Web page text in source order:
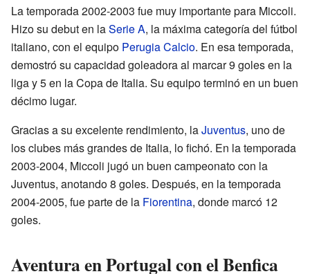
La temporada 2002-2003 fue muy importante para Miccoli.
Hizo su debut en laSerie A, la máxima categoría del fútbol
italiano, con el equipo Perugia Calcio. En esa temporada,
demostró su capacidad goleadora al marcar 9 goles en la
liga y 5 en la Copa de Italia. Su equipo terminó en un buen
décimo lugar.
Gracias a su excelente rendimiento, laJuventus, uno de
los clubes más grandes de Italia, lo fichó. En la temporada
2003-2004, Miccoli jugó un buen campeonato con la
Juventus, anotando 8 goles. Después, en la temporada
2004-2005, fue parte de la Fiorentina, donde marcó 12
goles.
Aventura en Portugal con el Benfica